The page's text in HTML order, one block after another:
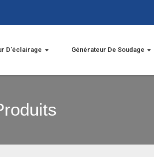
D'éclairage Générateur De Soudage